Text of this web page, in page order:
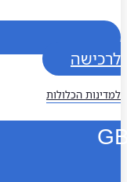
הכלולות